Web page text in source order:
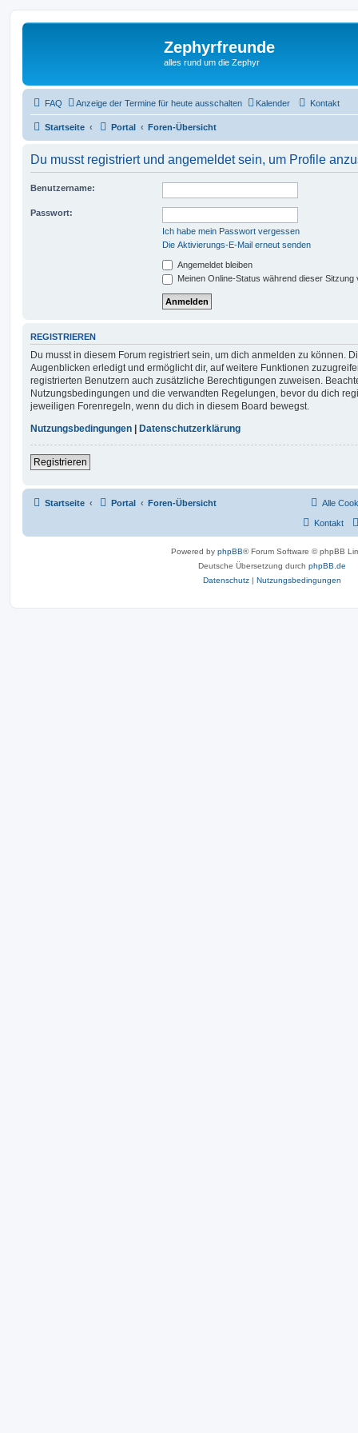
Zephyrfreunde
alles rund um die Zephyr
FAQ Anzeige der Termine für heute ausschalten Kalender Kontakt
Startseite Portal Foren-Übersicht
Du musst registriert und angemeldet sein, um Profile
Benutzername:
Passwort:
Ich habe mein Passwort vergessen
Die Aktivierungs-E-Mail erneut senden
Angemeldet bleiben
Meinen Online-Status während dieser Sitzung
REGISTRIEREN
Du musst in diesem Forum registriert sein, um dich anmelden zu können.
Augenblicken erledigt und ermöglicht dir, auf weitere Funktionen
registrierten Benutzern auch zusätzliche Berechtigungen zuweisen.
Nutzungsbedingungen und die verwandten Regelungen, bevor du dich
jeweiligen Forenregeln, wenn du dich in diesem Board bewegst.
Nutzungsbedingungen
Datenschutzerklärung
Registrieren
Startseite Portal Foren-Übersicht Alle
Kontakt
Powered by phpBB® Forum Software © phpBB
Deutsche Übersetzung durch phpBB.de
Datenschutz | Nutzungsbedingungen